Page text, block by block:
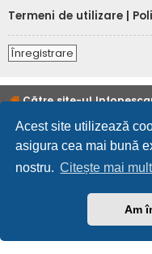
Acest site utilizează
asigura cea mai bună
nostru. Citește mai mult
Am
Termeni de utilizare
Înregistrare
Către site-ul